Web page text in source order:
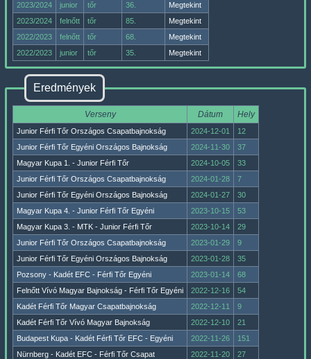
2023/2024
junior tőr 36.
Megtekint
2023/2024
felnőtt tőr 85.
Megtekint
2022/2023
felnőtt tőr 68.
Megtekint
2022/2023
junior tőr 35. Megtekint
Eredmények
Verseny Dátum Hely
Junior Férfi Tőr Országos Csapatbajnokság 2024-12-01
12
Junior Férfi Tőr Egyéni Országos Bajnokság
2024-11-30
37
Magyar Kupa 1. - Junior Férfi Tőr
2024-10-05
33
Junior Férfi Tőr Országos Csapatbajnokság
2024-01-28
7
Junior Férfi Tőr Egyéni Országos Bajnokság
2024-01-27
30
Magyar Kupa 4. - Junior Férfi Tőr Egyéni
2023-10-15
53
Magyar Kupa 3. - MTK - Junior Férfi Tőr
2023-10-14
29
Junior Férfi Tőr Országos Csapatbajnokság
2023-01-29
9
Junior Férfi Tőr Egyéni Országos Bajnokság
2023-01-28
35
Pozsony - Kadét EFC - Férfi Tőr Egyéni
2023-01-14
68
Felnőtt Vívó Magyar Bajnokság - Férfi Tőr Egyéni
2022-12-16
54
Kadét Férfi Tőr Magyar Csapatbajnokság
2022-12-11
9
Kadét Férfi Tőr Vívó Magyar Bajnokság
2022-12-10
21
Budapest Kupa - Kadét Férfi Tőr EFC - Egyéni
2022-11-26
151
Nürnberg - Kadét EFC - Férfi Tőr Csapat
2022-11-20
27